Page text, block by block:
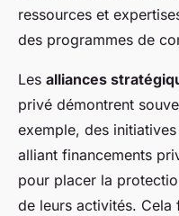
ressources et
des programmes de
Les alliances
privé démontrent
exemple, des
alliant financements
pour placer la
de leurs activités. Cela